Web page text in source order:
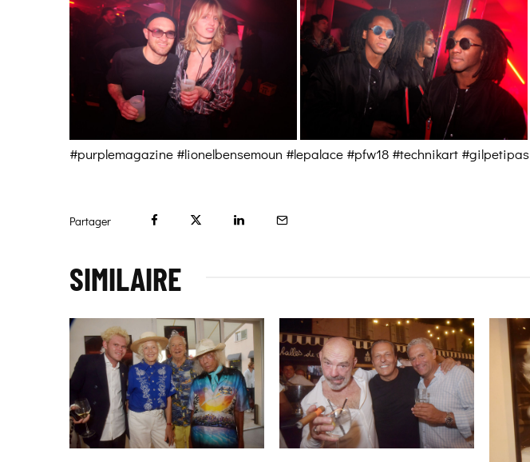
#purplemagazine #lionelbensemoun #lepalace #pfw18 #technikart #gilpetipas
Partager
SIMILAIRE